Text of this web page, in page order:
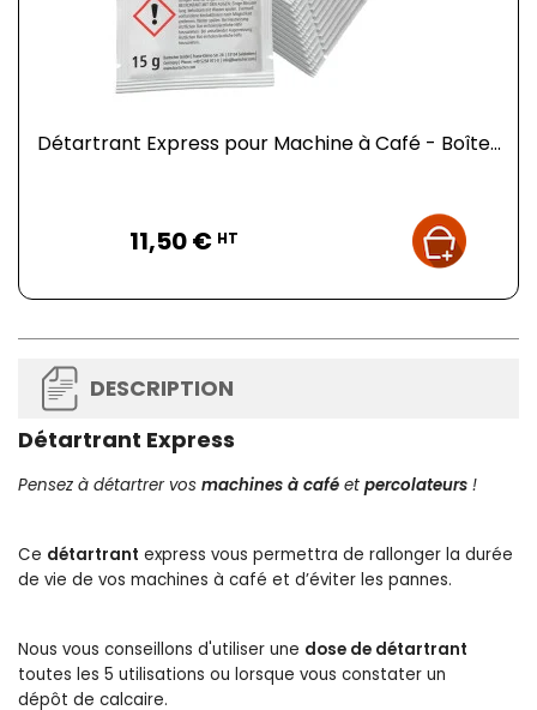
Détartrant Express pour Machine à Café - Boîte...
11,50 € HT
DESCRIPTION
Détartrant Express
Pensez à détartrer vos machines à café et percolateurs !
Ce détartrant express vous permettra de rallonger la durée
de vie de vos machines à café et d’éviter les pannes.
Nous vous conseillons d'utiliser une dose de détartrant
toutes les 5 utilisations ou lorsque vous constater un
dépôt de calcaire.